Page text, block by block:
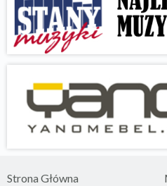
Strona Główna